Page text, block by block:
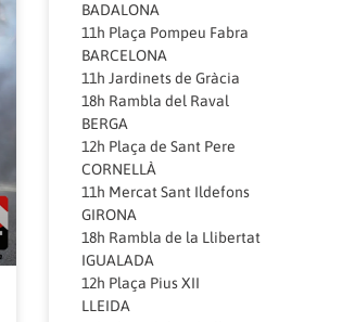
BADALONA
11h Plaça Pompeu Fabra
BARCELONA
11h Jardinets de Gràcia
18h Rambla del Raval
BERGA
12h Plaça de Sant Pere
CORNELLÀ
11h Mercat Sant Ildefons
GIRONA
18h Rambla de la Llibertat
IGUALADA
12h Plaça Pius XII
LLEIDA